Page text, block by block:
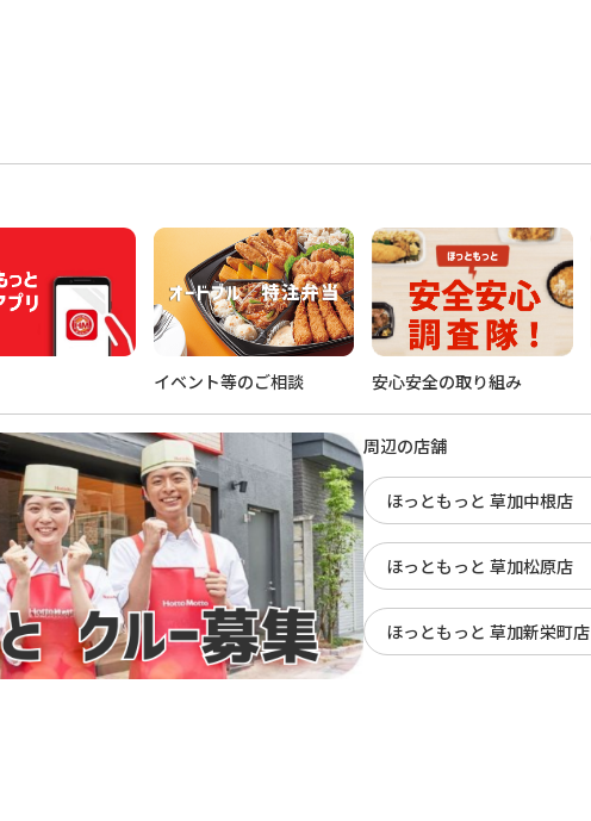
イベント等のご相談 安心安全の取り組み
周辺の店舗
ほっともっと 草加中根店
ほっともっと 草加松原店
ほっともっと 草加新栄町店